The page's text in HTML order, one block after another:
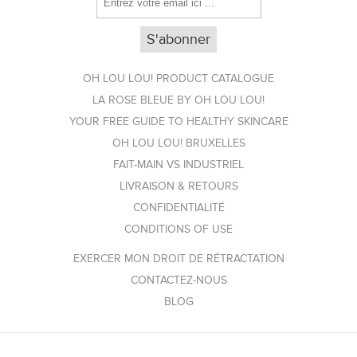
OH LOU LOU! PRODUCT CATALOGUE
LA ROSE BLEUE BY OH LOU LOU!
YOUR FREE GUIDE TO HEALTHY SKINCARE
OH LOU LOU! BRUXELLES
FAIT-MAIN VS INDUSTRIEL
LIVRAISON & RETOURS
CONFIDENTIALITÉ
CONDITIONS OF USE
EXERCER MON DROIT DE RÉTRACTATION
CONTACTEZ-NOUS
BLOG